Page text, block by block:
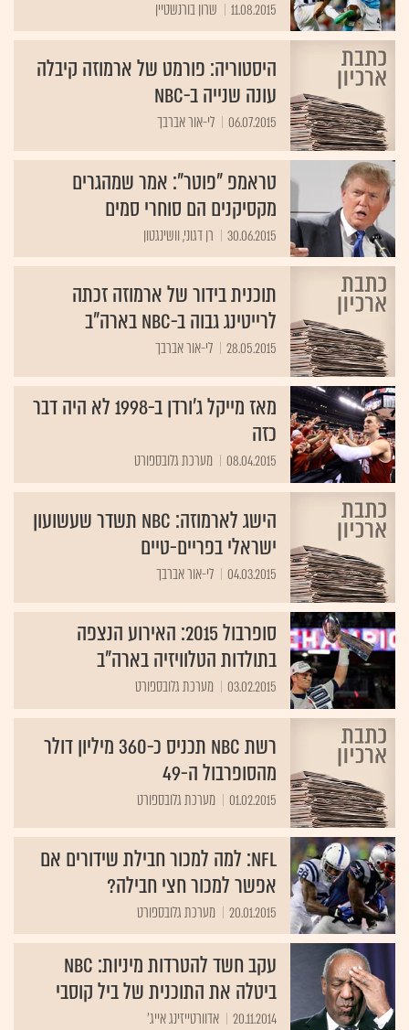
11.08.2015 שרון בורנשטיין
היסטוריה: פורמט של ארמוזה קיבלה
עונה שנייה ב-NBC
06.07.2015 לי-אור אברבך
טראמפ "פוטר": אמר שמהגרים
מקסיקנים הם סוחרי סמים
30.06.2015 רן דגוני, וושינגטון
תוכנית בידור של ארמוזה זכתה
לרייטינג גבוה ב-NBC בארה"ב
28.05.2015 לי-אור אברבך
מאז מייקל ג'ורדן ב-1998 לא היה דבר
כזה
08.04.2015 מערכת גלובספורט
הישג לארמוזה: NBC תשדר שעשועון
ישראלי בפריים-טיים
04.03.2015 לי-אור אברבך
סופרבול 2015: האירוע הנצפה
בתולדות הטלוויזיה בארה"ב
03.02.2015 מערכת גלובספורט
רשת NBC תכניס כ-360 מיליון דולר
מהסופרבול ה-49
01.02.2015 מערכת גלובספורט
NFL: למה למכור חבילת שידורים אם
אפשר למכור חצי חבילה?
20.01.2015 מערכת גלובספורט
עקב חשד להטרדות מיניות: NBC
ביטלה את התוכנית של ביל קוסבי
20.11.2014 אדוורטייזינג אייג'